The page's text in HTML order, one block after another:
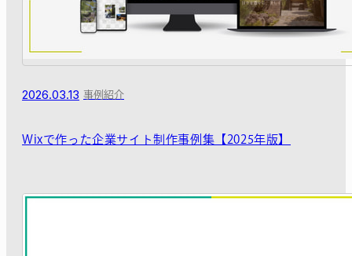
2026.03.13 事例紹介
Wixで作った企業サイト制作事例集【2025年版】